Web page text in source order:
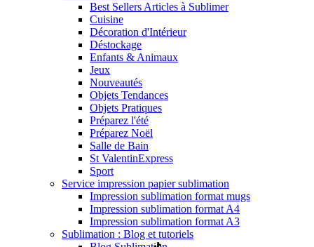
Best Sellers Articles à Sublimer
Cuisine
Décoration d'Intérieur
Déstockage
Enfants & Animaux
Jeux
Nouveautés
Objets Tendances
Objets Pratiques
Préparez l'été
Préparez Noël
Salle de Bain
St ValentinExpress
Sport
Service impression papier sublimation
Impression sublimation format mugs
Impression sublimation format A4
Impression sublimation format A3
Sublimation : Blog et tutoriels